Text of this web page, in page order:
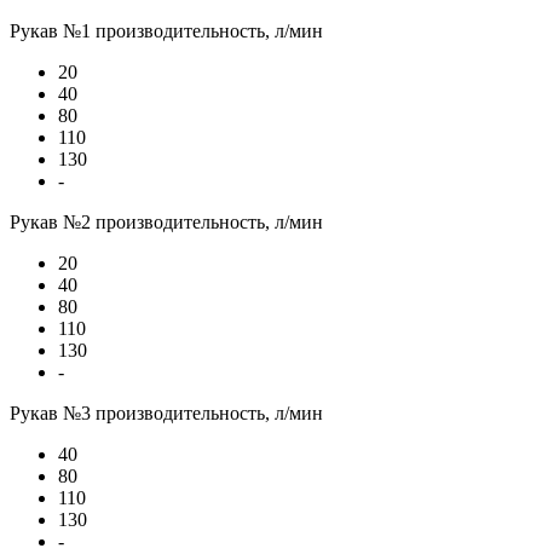
Рукав №1 производительность, л/мин
20
40
80
110
130
-
Рукав №2 производительность, л/мин
20
40
80
110
130
-
Рукав №3 производительность, л/мин
40
80
110
130
-